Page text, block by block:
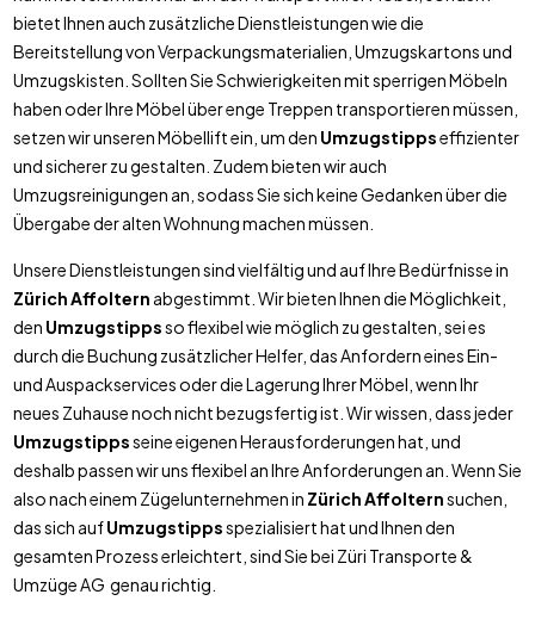
bietet Ihnen auch zusätzliche Dienstleistungen wie die
Bereitstellung von Verpackungsmaterialien, Umzugskartons und
Umzugskisten. Sollten Sie Schwierigkeiten mit sperrigen Möbeln
haben oder Ihre Möbel über enge Treppen transportieren müssen,
setzen wir unseren Möbellift ein, um den Umzugstippseffizienter
und sicherer zu gestalten. Zudem bieten wir auch
Umzugsreinigungen an, sodass Sie sich keine Gedanken über die
Übergabe der alten Wohnung machen müssen.
Unsere Dienstleistungen sind vielfältig und auf Ihre Bedürfnisse in
Zürich Affoltern abgestimmt. Wir bieten Ihnen die Möglichkeit,
den Umzugstippsso flexibel wie möglich zu gestalten, sei es
durch die Buchung zusätzlicher Helfer, das Anfordern eines Ein-
und Auspackservices oder die Lagerung Ihrer Möbel, wenn Ihr
neues Zuhause noch nicht bezugsfertig ist. Wir wissen, dass jeder
Umzugstippsseine eigenen Herausforderungen hat, und
deshalb passen wir uns flexibel an Ihre Anforderungen an. Wenn Sie
also nach einem Zügelunternehmen in Zürich Affolternsuchen,
das sich aufUmzugstippsspezialisiert hat und Ihnen den
gesamten Prozess erleichtert, sind Sie bei Züri Transporte &
Umzüge AG genau richtig.